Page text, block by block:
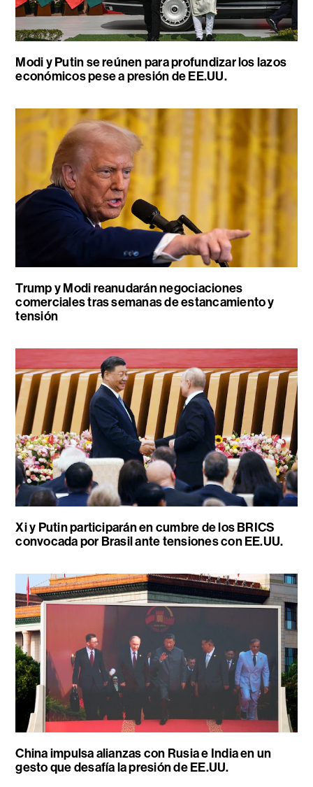
Modi y Putin se reúnen para profundizar los lazos
económicos pese a presión de EE.UU.
Trump y Modi reanudarán negociaciones
comerciales tras semanas de estancamiento y
tensión
Xi y Putin participarán en cumbre de los BRICS
convocada por Brasil ante tensiones con EE.UU.
China impulsa alianzas con Rusia e India en un
gesto que desafía la presión de EE.UU.